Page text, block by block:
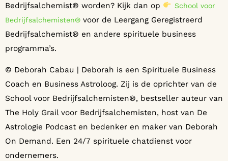
Bedrijfsalchemist® worden? Kijk dan op
School voor
Bedrijfsalchemisten® voor de Leergang Geregistreerd
Bedrijfsalchemist® en andere spirituele business
programma’s.
© Deborah Cabau | Deborah is een Spirituele Business
Coach en Business Astroloog. Zij is de oprichter van de
School voor Bedrijfsalchemisten®️, bestseller auteur van
The Holy Grail voor Bedrijfsalchemisten, host van De
Astrologie Podcast en bedenker en maker van Deborah
On Demand. Een 24/7 spirituele chatdienst voor
ondernemers.